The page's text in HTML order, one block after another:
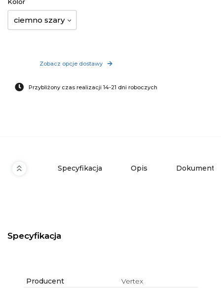
ciemno szary
Zobacz opcje dostawy
Przybliżony czas realizacji 14-21 dni roboczych
Specyfikacja Opis Dokumenty
Specyfikacja
Producent Vertex